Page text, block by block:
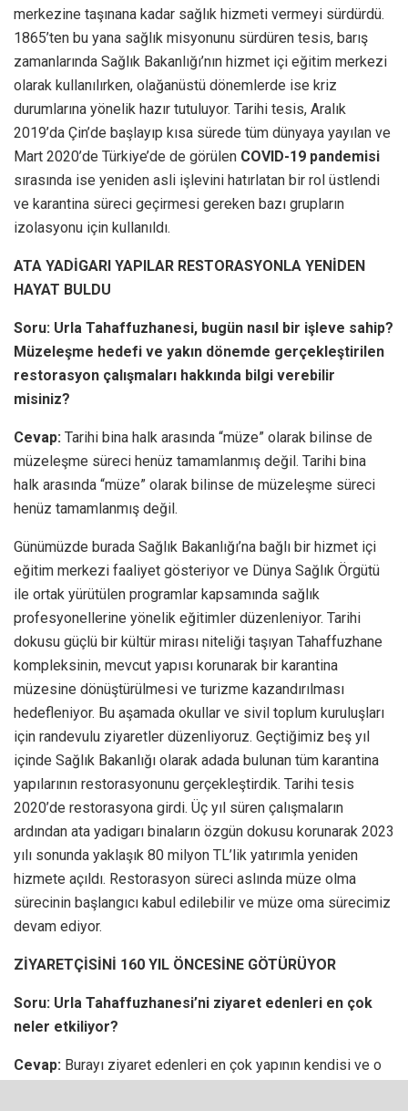
merkezine taşınana kadar sağlık hizmeti vermeyi sürdürdü.
1865’ten bu yana sağlık misyonunu sürdüren tesis, barış
zamanlarında Sağlık Bakanlığı’nın hizmet içi eğitim merkezi
olarak kullanılırken, olağanüstü dönemlerde ise kriz
durumlarına yönelik hazır tutuluyor. Tarihi tesis, Aralık
2019’da Çin’de başlayıp kısa sürede tüm dünyaya yayılan ve
Mart 2020’de Türkiye’de de görülen COVID-19 pandemisi
sırasında ise yeniden asli işlevini hatırlatan bir rol üstlendi
ve karantina süreci geçirmesi gereken bazı grupların
izolasyonu için kullanıldı.
ATA YADİGARI YAPILAR RESTORASYONLA YENİDEN
HAYAT BULDU
Soru: Urla Tahaffuzhanesi, bugün nasıl bir işleve sahip?
Müzeleşme hedefi ve yakın dönemde gerçekleştirilen
restorasyon çalışmaları hakkında bilgi verebilir
misiniz?
Cevap: Tarihi bina halk arasında “müze” olarak bilinse de
müzeleşme süreci henüz tamamlanmış değil. Tarihi bina
halk arasında “müze” olarak bilinse de müzeleşme süreci
henüz tamamlanmış değil.
Günümüzde burada Sağlık Bakanlığı’na bağlı bir hizmet içi
eğitim merkezi faaliyet gösteriyor ve Dünya Sağlık Örgütü
ile ortak yürütülen programlar kapsamında sağlık
profesyonellerine yönelik eğitimler düzenleniyor. Tarihi
dokusu güçlü bir kültür mirası niteliği taşıyan Tahaffuzhane
kompleksinin, mevcut yapısı korunarak bir karantina
müzesine dönüştürülmesi ve turizme kazandırılması
hedefleniyor. Bu aşamada okullar ve sivil toplum kuruluşları
için randevulu ziyaretler düzenliyoruz. Geçtiğimiz beş yıl
içinde Sağlık Bakanlığı olarak adada bulunan tüm karantina
yapılarının restorasyonunu gerçekleştirdik. Tarihi tesis
2020’de restorasyona girdi. Üç yıl süren çalışmaların
ardından ata yadigarı binaların özgün dokusu korunarak 2023
yılı sonunda yaklaşık 80 milyon TL’lik yatırımla yeniden
hizmete açıldı. Restorasyon süreci aslında müze olma
sürecinin başlangıcı kabul edilebilir ve müze oma sürecimiz
devam ediyor.
ZİYARETÇİSİNİ 160 YIL ÖNCESİNE GÖTÜRÜYOR
Soru: Urla Tahaffuzhanesi’ni ziyaret edenleri en çok
neler etkiliyor?
Cevap: Burayı ziyaret edenleri en çok yapının kendisi ve o